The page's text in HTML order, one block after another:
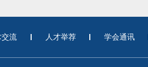
交流 人才举荐 学会通讯